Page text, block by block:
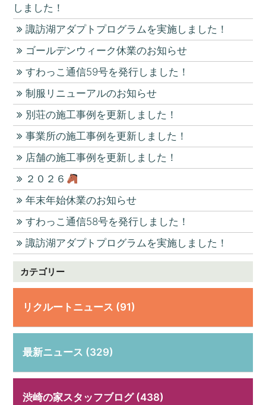
しました！
諏訪湖アダプトプログラムを実施しました！
ゴールデンウィーク休業のお知らせ
すわっこ通信59号を発行しました！
制服リニューアルのお知らせ
別荘の施工事例を更新しました！
事業所の施工事例を更新しました！
店舗の施工事例を更新しました！
２０２６
年末年始休業のお知らせ
すわっこ通信58号を発行しました！
諏訪湖アダプトプログラムを実施しました！
カテゴリー
リクルートニュース (91)
最新ニュース (329)
渋崎の家スタッフブログ (438)